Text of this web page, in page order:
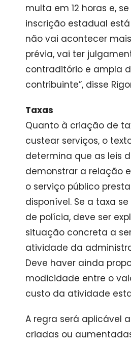
multa em 12 horas e,
inscrição estadual
não vai acontecer
prévia, vai ter
contraditório e ampla
contribuinte”, disse
Taxas
Quanto à criação de
custear serviços, o
determina que as leis
demonstrar a relação
o serviço público
disponível. Se a taxa
de polícia, deve ser
situação concreta a
atividade da
Deve haver ainda
modicidade entre o
custo da atividade
A regra será aplicável
criadas ou